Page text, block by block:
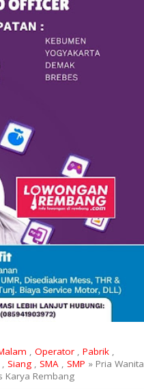
, Operator , Pabrik ,
, Siang , SMA , SMP » Pria Wanita
Karya Rembang